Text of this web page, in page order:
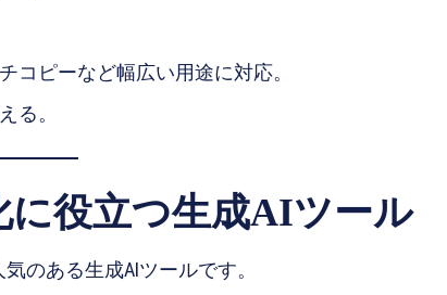
コピーなど幅広い用途に対応。
る。
に役立つ生成AIツール
のある生成AIツールです。